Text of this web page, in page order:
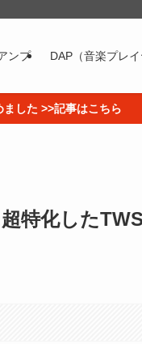
ンプ DAP（音楽プレ
した >>記事はこちら
特化した